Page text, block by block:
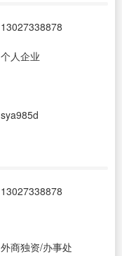
13027338878
个人企业
sya985d
13027338878
外商独资/办事处